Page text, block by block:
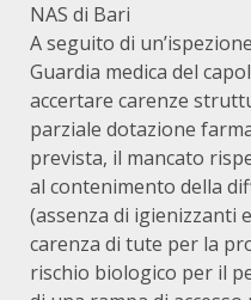
NAS di Bari
A seguito di
Guardia medica del
accertare carenze
parziale dotazione
prevista, il mancato
al contenimento della
(assenza di igienizzanti
carenza di tute per la
rischio biologico per il